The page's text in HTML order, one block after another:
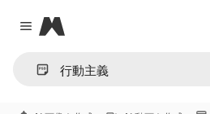
Close menu
Magnific